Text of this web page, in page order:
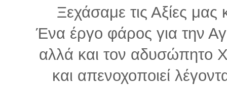
Ξεχάσαμε τις Αξίες
Ένα έργο φάρος για την
αλλά και τον αδυσώπητο
και απενοχοποιεί